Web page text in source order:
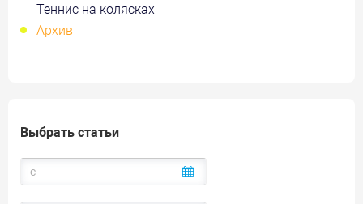
Теннис на колясках
Архив
Выбрать статьи